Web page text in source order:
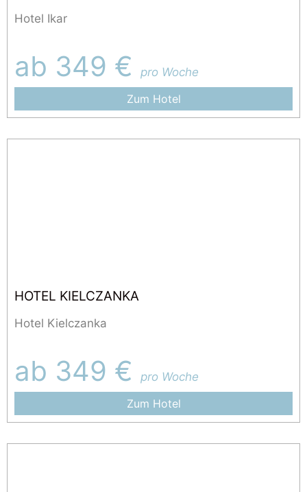
Hotel Ikar
ab 349 €
pro Woche
Zum Hotel
HOTEL KIELCZANKA
Hotel Kielczanka
ab 349 €
pro Woche
Zum Hotel